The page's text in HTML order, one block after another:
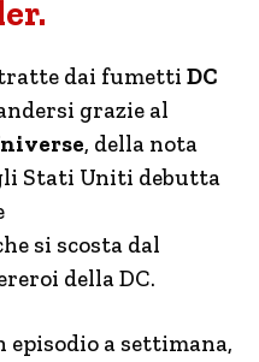
tratte dai fumetti DC
grazie al
, della nota
Stati Uniti debutta
si scosta dal
della DC.
episodio a settimana,